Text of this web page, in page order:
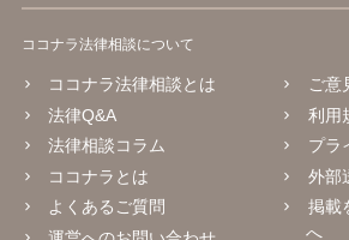
ココナラ法律相談について
ココナラ法律相談とは
法律Q&A
法律相談コラム
ココナラとは
よくあるご質問
ご意
利用
プラ
外部
掲載
へ